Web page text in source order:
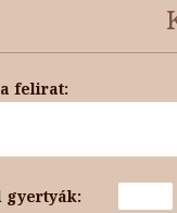
felirat:
gyertyák: